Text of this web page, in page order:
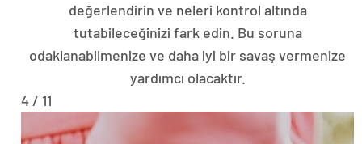
değerlendirin ve neleri kontrol altında
tutabileceğinizi fark edin. Bu soruna
odaklanabilmenize ve daha iyi bir savaş vermenize
yardımcı olacaktır.
4 / 11